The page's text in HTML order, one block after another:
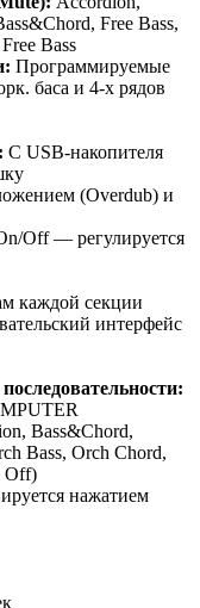
Free Bass,
Bass
Программируемые
баса и 4-х рядов
С USB-накопителя
(Overdub) и
Off — регулируется
каждой секции
интерфейс
Bass&Chord,
Bass, Orch Chord,
Off)
нажатием